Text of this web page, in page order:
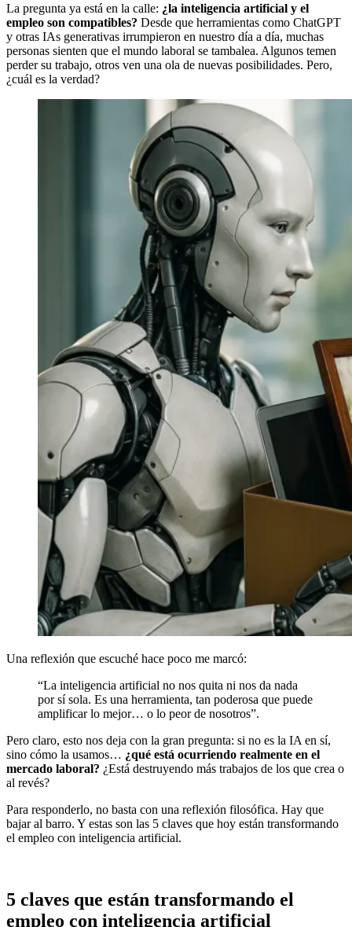
La pregunta ya está en la calle: ¿la inteligencia artificial y el
empleo son compatibles? Desde que herramientas como ChatGPT
y otras IAs generativas irrumpieron en nuestro día a día, muchas
personas sienten que el mundo laboral se tambalea. Algunos temen
perder su trabajo, otros ven una ola de nuevas posibilidades. Pero,
¿cuál es la verdad?
Una reflexión que escuché hace poco me marcó:
“La inteligencia artificial no nos quita ni nos da nada
por sí sola. Es una herramienta, tan poderosa que puede
amplificar lo mejor… o lo peor de nosotros”.
Pero claro, esto nos deja con la gran pregunta: si no es la IA en sí,
sino cómo la usamos… ¿qué está ocurriendo realmente en el
mercado laboral? ¿Está destruyendo más trabajos de los que crea o
al revés?
Para responderlo, no basta con una reflexión filosófica. Hay que
bajar al barro. Y estas son las 5 claves que hoy están transformando
el empleo con inteligencia artificial.
5 claves que están transformando el
empleo con inteligencia artificial